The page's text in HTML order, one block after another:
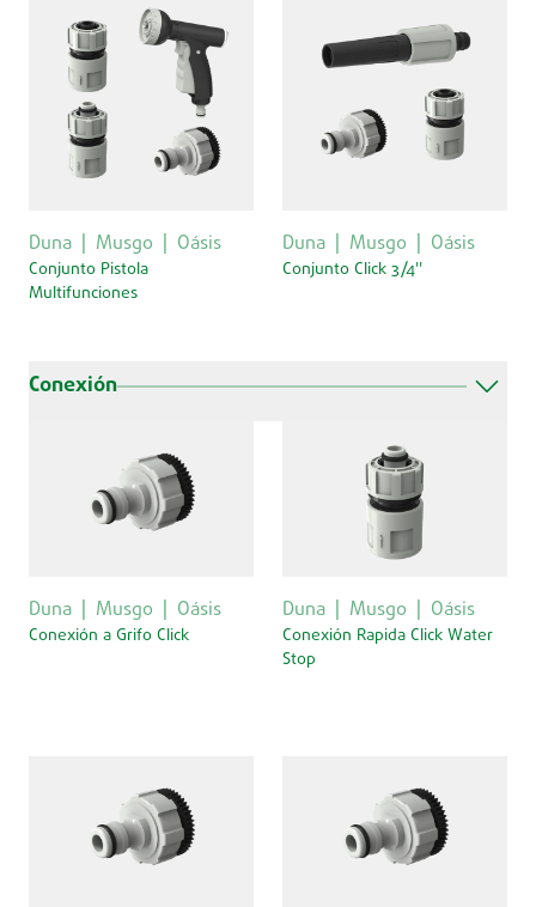
Duna Musgo Oásis
Conjunto Pistola
Multifunciones
Duna Musgo Oásis
Conjunto Click 3/4''
Conexión
Duna Musgo Oásis
Conexión a Grifo Click
Duna Musgo Oásis
Conexión Rapida Click Water
Stop